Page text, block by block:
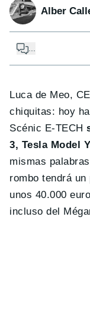
Alber
...
Luca de Meo,
chiquitas: hoy
Scénic E-TECH
3, Tesla Model
mismas
rombo tendrá
unos 40.000
incluso del